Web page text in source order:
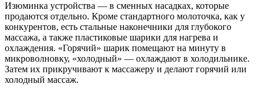
Изюминка устройства — в сменных насадках, которые
продаются отдельно. Кроме стандартного молоточка, как у
конкурентов, есть стальные наконечники для глубокого
массажа, а также пластиковые шарики для нагрева и
охлаждения. «Горячий» шарик помещают на минуту в
микроволновку, «холодный» — охлаждают в холодильнике.
Затем их прикручивают к массажеру и делают горячий или
холодный массаж.